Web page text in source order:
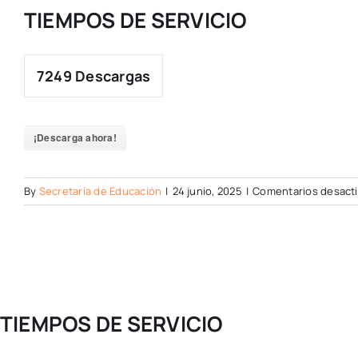
TIEMPOS DE SERVICIO
7249 Descargas
¡Descarga ahora!
By Secretaría de Educación | 24 junio, 2025 | Comentarios
TIEMPOS DE SERVICIO